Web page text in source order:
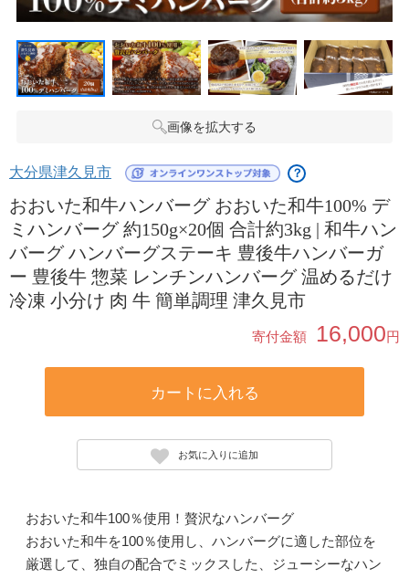
画像を拡大する
大分県津久見市 ？
おおいた和牛ハンバーグ おおいた和牛100% デ
ミハンバーグ 約150g×20個 合計約3kg | 和牛ハン
バーグ ハンバーグステーキ 豊後牛ハンバーガ
ー 豊後牛 惣菜 レンチンハンバーグ 温めるだけ
冷凍 小分け 肉 牛 簡単調理 津久見市
寄付金額 16,000円
カートに入れる
お気に入りに追加
おおいた和牛100％使用！贅沢なハンバーグ
おおいた和牛を100％使用し、ハンバーグに適した部位を
厳選して、独自の配合でミックスした、ジューシーなハン